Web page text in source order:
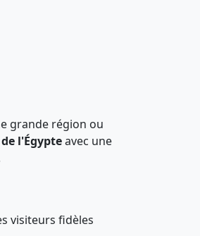
grande région ou
l'Égypteavec une
visiteurs fidèles